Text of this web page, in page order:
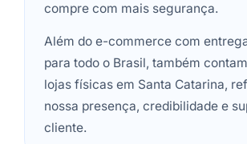
compre com mais segurança.
Além do e-commerce com
para todo o Brasil, também
lojas físicas em Santa Catarina,
nossa presença, credibilidade e
cliente.